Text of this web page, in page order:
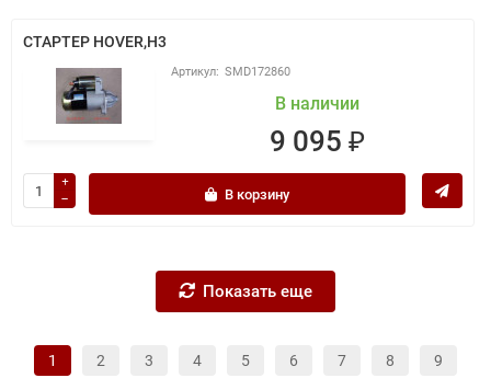
СТАРТЕР HOVER,H3
SMD172860
В наличии
9 095 ₽
В корзину
Показать еще
1 2 3 4 5 6 7 8 9